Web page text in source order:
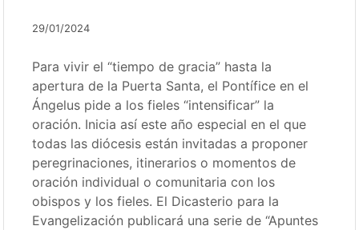
29/01/2024
Para vivir el “tiempo de gracia” hasta la
apertura de la Puerta Santa, el Pontífice en el
Ángelus pide a los fieles “intensificar” la
oración. Inicia así este año especial en el que
todas las diócesis están invitadas a proponer
peregrinaciones, itinerarios o momentos de
oración individual o comunitaria con los
obispos y los fieles. El Dicasterio para la
Evangelización publicará una serie de “Apuntes